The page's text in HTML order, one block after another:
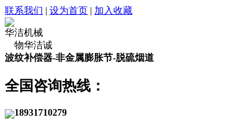
联系我们 | 设为首页 | 加入收藏
华洁机械
物华洁诚
波纹补偿器-非金属膨胀节-脱硫烟道
全国咨询热线：
18931710279